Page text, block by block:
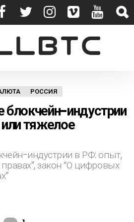
РОССИЯ
блокчейн-индустрии
тяжелое
индустрии в РФ: опыт,
закон “О цифровых